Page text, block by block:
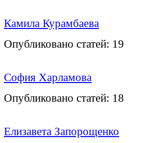
Камила Курамбаева
Опубликовано статей: 19
София Харламова
Опубликовано статей: 18
Елизавета Запорощенко